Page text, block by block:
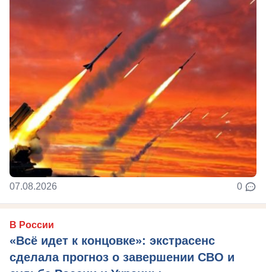
07.08.2026 0
В России
«Всё идет к концовке»: экстрасенс
сделала прогноз о завершении СВО и